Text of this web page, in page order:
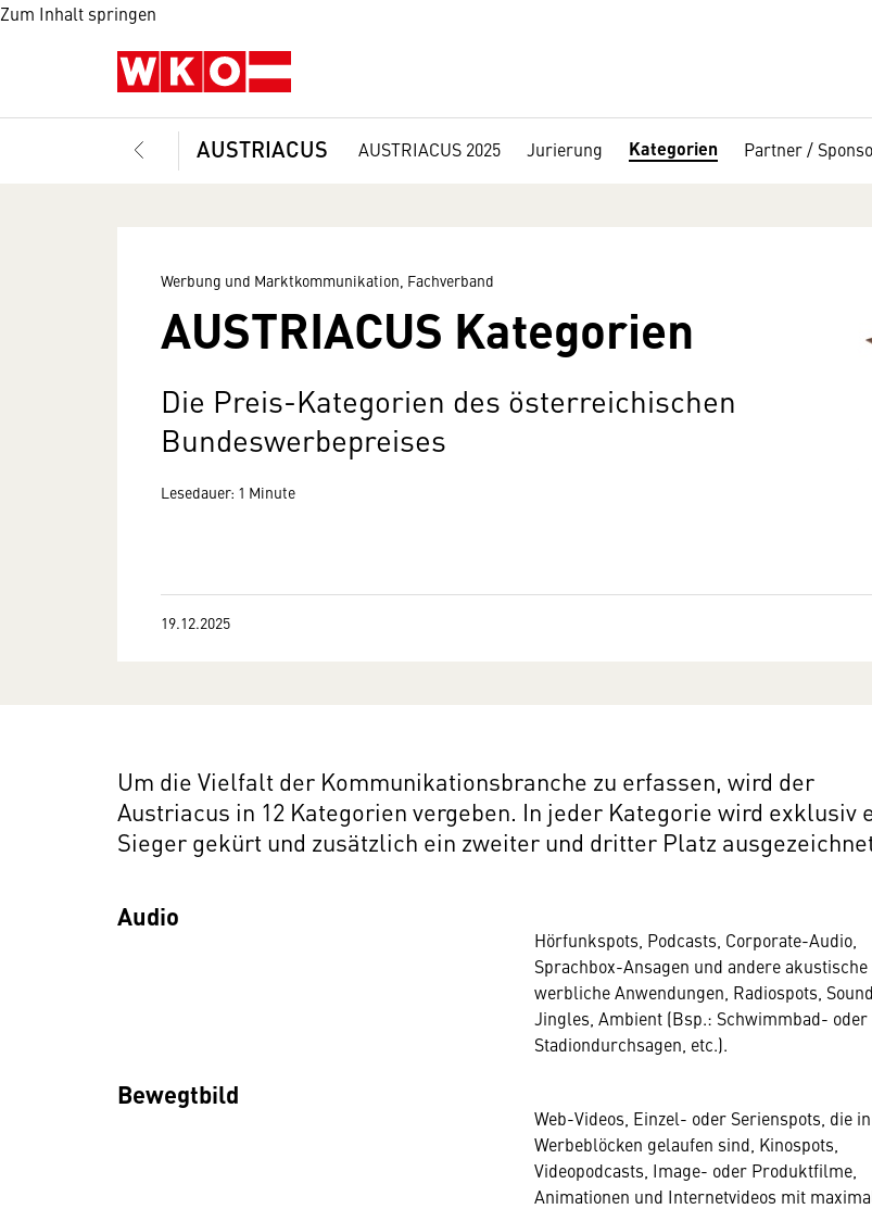
Zum Inhalt springen
AUSTRIACUS AUSTRIACUS 2025 Jurierung Kategorien Partner /
Werbung und Marktkommunikation, Fachverband
AUSTRIACUS Kategorien
Die Preis-Kategorien des österreichischen
Bundeswerbepreises
Lesedauer: 1 Minute
19.12.2025
Um die Vielfalt der Kommunikationsbranche zu erfassen, wird der
Austriacus in 12 Kategorien vergeben. In jeder Kategorie wird exklusiv
Sieger gekürt und zusätzlich ein zweiter und dritter Platz
Audio
Hörfunkspots, Podcasts, Corporate-Audio,
Sprachbox-Ansagen und andere akustische
werbliche Anwendungen, Radiospots,
Jingles, Ambient (Bsp.: Schwimmbad- oder
Stadiondurchsagen, etc.).
Bewegtbild
Web-Videos, Einzel- oder Serienspots, die
Werbeblöcken gelaufen sind, Kinospots,
Videopodcasts, Image- oder Produktfilme,
Animationen und Internetvideos mit